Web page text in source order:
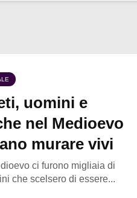
uomini e
nel Medioevo
murare vivi
ci furono migliaia di
che scelsero di essere...